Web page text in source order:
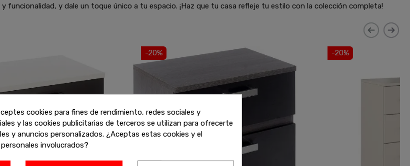
y dale un toque único a tu espacio. ¡Haz que tu casa refleje tu estilo con la colección completa!
-20% -20%
cookies para fines de rendimiento, redes sociales y
y las cookies publicitarias de terceros se utilizan para ofrecerte
y anuncios personalizados. ¿Aceptas estas cookies y el
involucrados?